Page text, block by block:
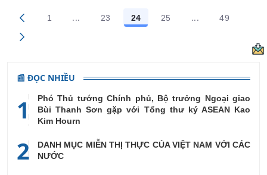
Các trang trên cổng
1 ...Trang trung gian Use TAB to navigate.
Các trang trên cổng
23 Các trang trên cổng
24 Các trang trên cổng
25 ...Trang trungCác trang
49
📰 ĐỌC NHIỀU
1
Phó Thủ tướng Chính phủ, Bộ trưởng Ngoại giao
Bùi Thanh Sơn gặp với Tổng thư ký ASEAN Kao
Kim Hourn
2
DANH MỤC MIỄN THỊ THỰC CỦA VIỆT NAM VỚI CÁC
NƯỚC